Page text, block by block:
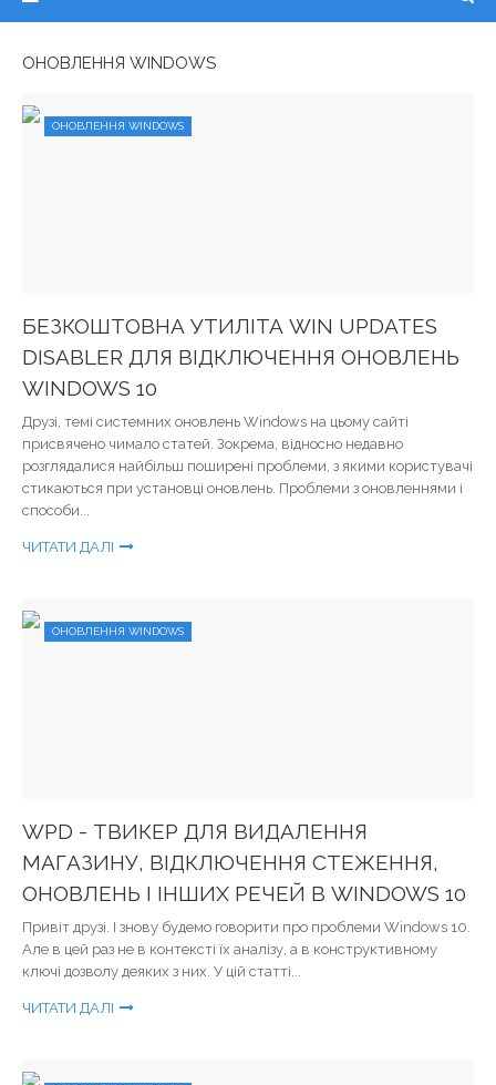
ОНОВЛЕННЯ WINDOWS
ОНОВЛЕННЯ WINDOWS
БЕЗКОШТОВНА УТИЛІТА WIN UPDATES
DISABLER ДЛЯ ВІДКЛЮЧЕННЯ ОНОВЛЕНЬ
WINDOWS 10
Друзі, темі системних оновлень Windows на цьому сайті
присвячено чимало статей. Зокрема, відносно недавно
розглядалися найбільш поширені проблеми, з якими користувачі
стикаються при установці оновлень. Проблеми з оновленнями і
способи...
ЧИТАТИ ДАЛІ
ОНОВЛЕННЯ WINDOWS
WPD - ТВИКЕР ДЛЯ ВИДАЛЕННЯ
МАГАЗИНУ, ВІДКЛЮЧЕННЯ СТЕЖЕННЯ,
ОНОВЛЕНЬ І ІНШИХ РЕЧЕЙ В WINDOWS 10
Привіт друзі. І знову будемо говорити про проблеми Windows 10.
Але в цей раз не в контексті їх аналізу, а в конструктивному
ключі дозволу деяких з них. У цій статті...
ЧИТАТИ ДАЛІ